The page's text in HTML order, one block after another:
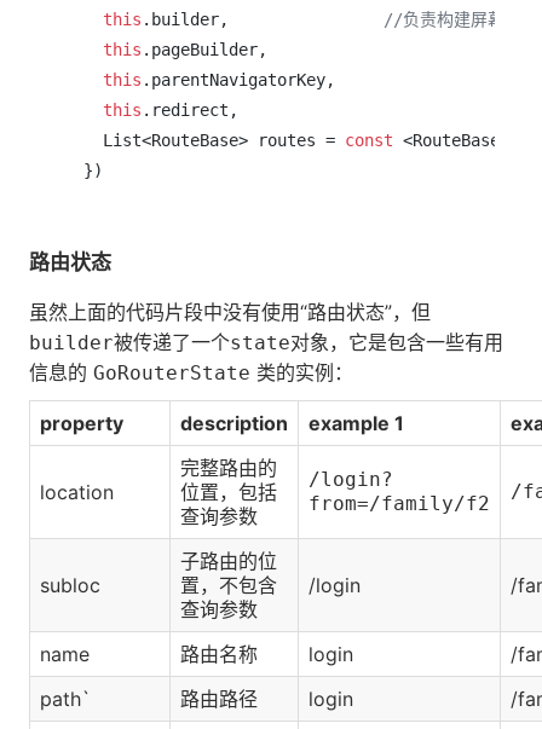
this .builder,
//负责构建屏幕的组
this .pageBuilder,
this .parentNavigatorKey,
this .redirect,
    List<RouteBase> routes =
const <RouteBase>[],
路由状态
虽然上面的代码片段中没有使用“路由状态”，但
builder被传递了一个state对象，它是包含一些有用
信息的 GoRouterState 类的实例：
property description example 1
location
完整路由的
位置，包括
查询参数
/login?
from=/family/f2
/
subloc
子路由的位
置，不包含
查询参数
/login /
name 路由名称 login
/
path`
路由路径 login /